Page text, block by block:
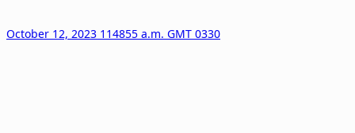
October 12, 2023 114855 a.m. GMT 0330